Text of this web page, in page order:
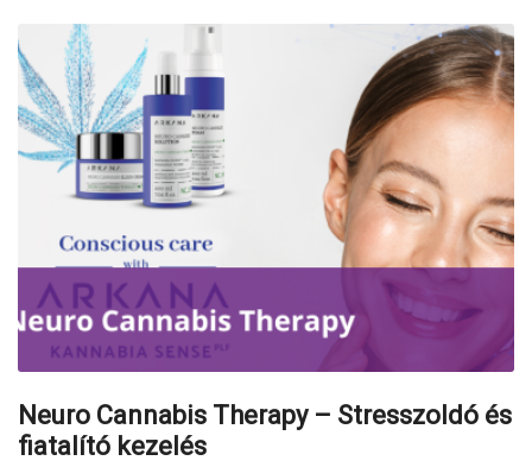
Neuro Cannabis Therapy – Stresszoldó és
fiatalító kezelés